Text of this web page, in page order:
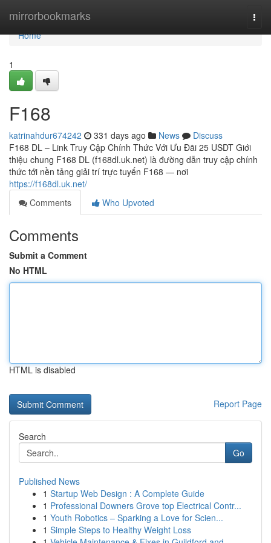
mirrorbookmarks
Home
Home
1
F168
katrinahdur674242 331 days ago News
Discuss
F168 DL – Link Truy Cập Chính Thức Với Ưu Đãi 25 USDT Giới
thiệu chung F168 DL (f168dl.uk.net) là đường dẫn truy cập chính
thức tới nền tảng giải trí trực tuyến F168 — nơi
https://f168dl.uk.net/
Comments
Who Upvoted
Comments
Submit a Comment
No HTML
HTML is disabled
Report Page
Search
Go
Published News
1 Startup Web Design : A Complete Guide
1 Professional Downers Grove top Electrical Contr...
1 Youth Robotics – Sparking a Love for Scien...
1 Simple Steps to Healthy Weight Loss